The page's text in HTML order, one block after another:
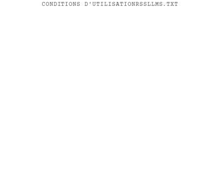
CONDITIONS D'UTILISATIONRSSLLMS.TXT